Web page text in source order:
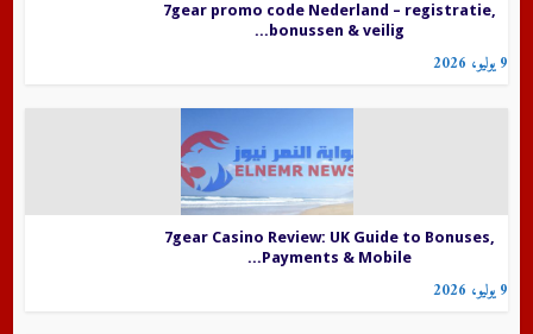
7gear promo code Nederland – registratie,
bonussen & veilig...
9 يوليو، 2026
7gear Casino Review: UK Guide to Bonuses,
Payments & Mobile...
9 يوليو، 2026